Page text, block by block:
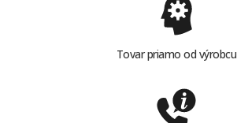
Tovar priamo od výrobcu